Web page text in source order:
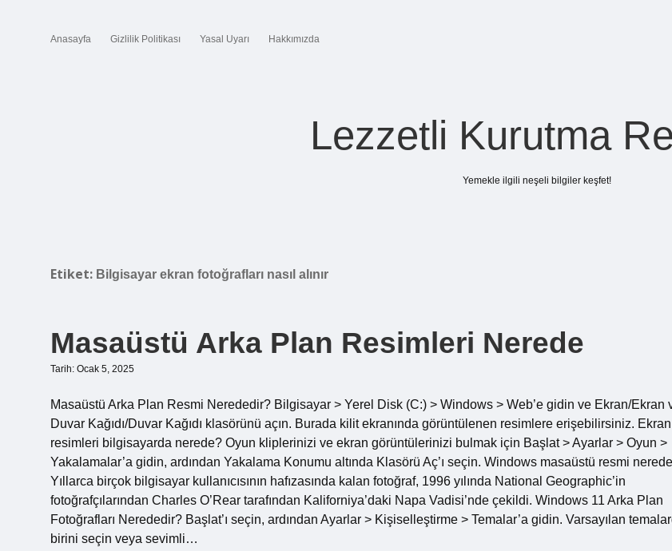
Anasayfa Gizlilik Politikası Yasal Uyarı Hakkımızda
Lezzetli Kurutma
Yemekle ilgili neşeli bilgiler keşfet!
Etiket: Bilgisayar ekran fotoğrafları nasıl alınır
Masaüstü Arka Plan Resimleri Nerede
Tarih: Ocak 5, 2025
Masaüstü Arka Plan Resmi Nerededir? Bilgisayar > Yerel Disk (C:) > Windows > Web’e gidin ve Ekran/Ekran
Duvar Kağıdı/Duvar Kağıdı klasörünü açın. Burada kilit ekranında görüntülenen resimlere erişebilirsiniz. Ekran
resimleri bilgisayarda nerede? Oyun kliplerinizi ve ekran görüntülerinizi bulmak için Başlat > Ayarlar > Oyun >
Yakalamalar’a gidin, ardından Yakalama Konumu altında Klasörü Aç’ı seçin. Windows masaüstü resmi
Yıllarca birçok bilgisayar kullanıcısının hafızasında kalan fotoğraf, 1996 yılında National Geographic’in
fotoğrafçılarından Charles O’Rear tarafından Kaliforniya’daki Napa Vadisi’nde çekildi. Windows 11 Arka Plan
Fotoğrafları Nerededir? Başlat’ı seçin, ardından Ayarlar > Kişiselleştirme > Temalar’a gidin. Varsayılan
birini seçin veya sevimli…